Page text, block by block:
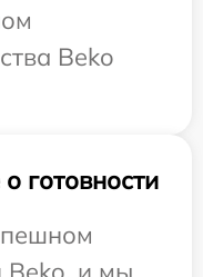
Beko
готовности